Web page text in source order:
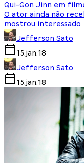
Qui-Gon Jinn em
O ator ainda não
mostrou interessado
Jefferson Sato
15.jan.18
Jefferson Sato
15.jan.18